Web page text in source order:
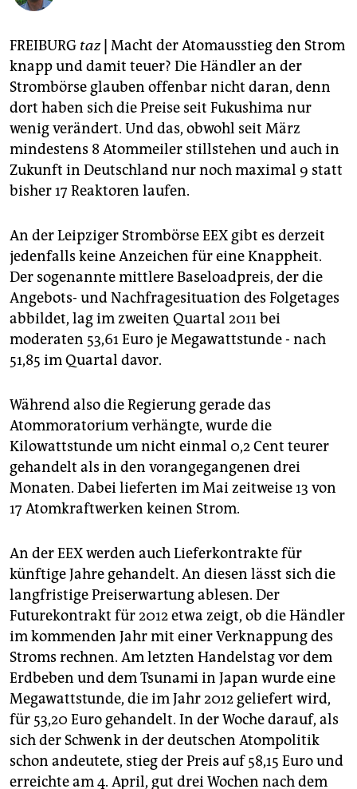
fragen & hilfe
unterstützen
abo
genossenschaft
epaper login
FREIBURG taz Macht der Atomausstieg den Strom
knapp und damit teuer? Die Händler an der
Strombörse glauben offenbar nicht daran, denn
dort haben sich die Preise seit Fukushima nur
wenig verändert. Und das, obwohl seit März
mindestens 8 Atommeiler stillstehen und auch in
Zukunft in Deutschland nur noch maximal 9 statt
bisher 17 Reaktoren laufen.
An der Leipziger Strombörse EEX gibt es derzeit
jedenfalls keine Anzeichen für eine Knappheit.
Der sogenannte mittlere Baseloadpreis, der die
Angebots- und Nachfragesituation des Folgetages
abbildet, lag im zweiten Quartal 2011 bei
moderaten 53,61 Euro je Megawattstunde - nach
51,85 im Quartal davor.
Während also die Regierung gerade das
Atommoratorium verhängte, wurde die
Kilowattstunde um nicht einmal 0,2 Cent teurer
gehandelt als in den vorangegangenen drei
Monaten. Dabei lieferten im Mai zeitweise 13 von
17 Atomkraftwerken keinen Strom.
An der EEX werden auch Lieferkontrakte für
künftige Jahre gehandelt. An diesen lässt sich die
langfristige Preiserwartung ablesen. Der
Futurekontrakt für 2012 etwa zeigt, ob die Händler
im kommenden Jahr mit einer Verknappung des
Stroms rechnen. Am letzten Handelstag vor dem
Erdbeben und dem Tsunami in Japan wurde eine
Megawattstunde, die im Jahr 2012 geliefert wird,
für 53,20 Euro gehandelt. In der Woche darauf, als
sich der Schwenk in der deutschen Atompolitik
schon andeutete, stieg der Preis auf 58,15 Euro und
erreichte am 4. April, gut drei Wochen nach dem